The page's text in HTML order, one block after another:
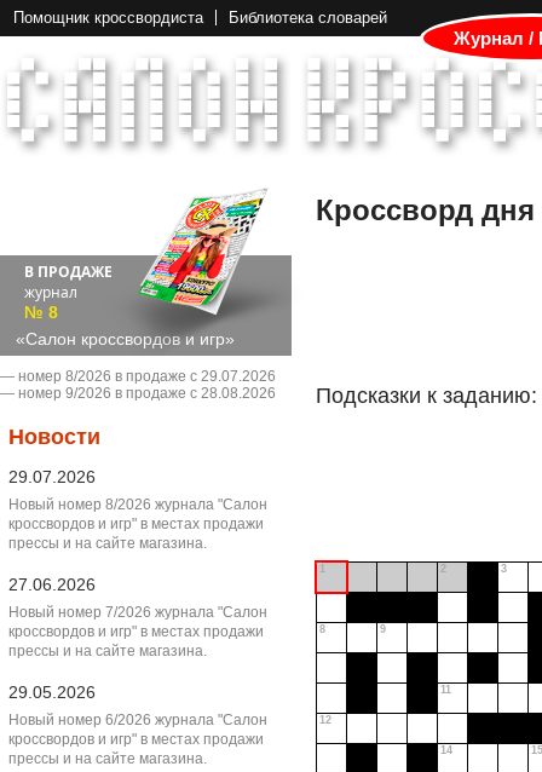
Помощник кроссвордиста Библиотека словарей
Журнал /
В ПРОДАЖЕ
журнал
№ 8
«Салон кроссвордов и игр»
― номер 8/2026 в продаже с 29.07.2026
― номер 9/2026 в продаже с 28.08.2026
Новости
29.07.2026
Новый номер 8/2026 журнала "Салон
кроссвордов и игр" в местах продажи
прессы и на сайте магазина.
27.06.2026
Новый номер 7/2026 журнала "Салон
кроссвордов и игр" в местах продажи
прессы и на сайте магазина.
29.05.2026
Новый номер 6/2026 журнала "Салон
кроссвордов и игр" в местах продажи
прессы и на сайте магазина.
Кроссворд дня
Подсказки к заданию:
1 2 3
8 9
11
12
14 15